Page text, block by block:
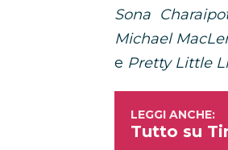
Sona
Michael
e Pretty Little
Tutto su